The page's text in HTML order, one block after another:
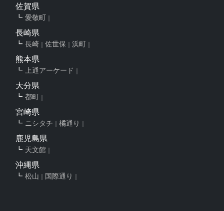
佐賀県
愛敬町
長崎県
長崎 佐世保 浜町
熊本県
上通アーケード
大分県
都町
宮崎県
ニシタチ 橘通り
鹿児島県
天文館
沖縄県
松山 国際通り